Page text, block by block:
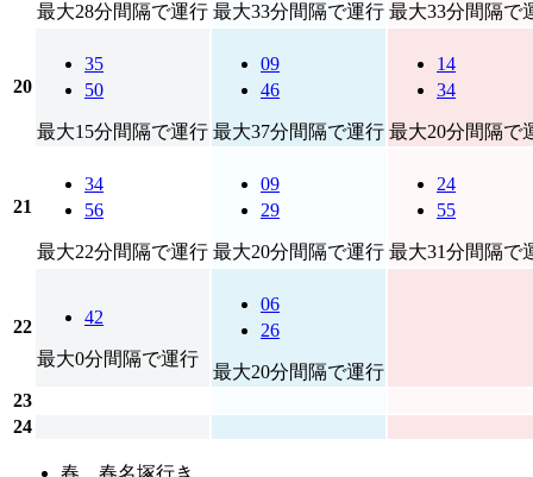
最大28分間隔で運行 最大33分間隔で運行 最大33分間隔で
20
35
50
最大15分間隔で運行
09
46
最大37分間隔で運行
14
34
最大20分間隔で
21
34
56
最大22分間隔で運行
09
29
最大20分間隔で運行
24
55
最大31分間隔で
22 42
最大0分間隔で運行
06
26
最大20分間隔で運行
23
24